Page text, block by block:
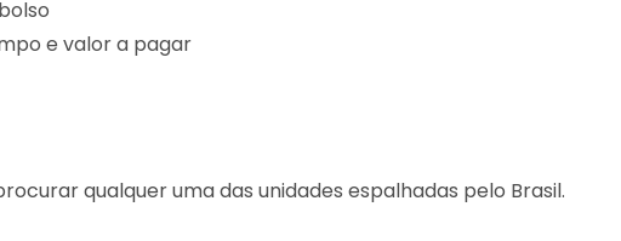
e valor a pagar
qualquer uma das unidades espalhadas pelo Brasil.